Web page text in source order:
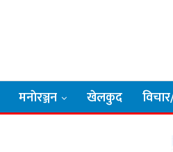
मनाेरञ्जन खेलकुद